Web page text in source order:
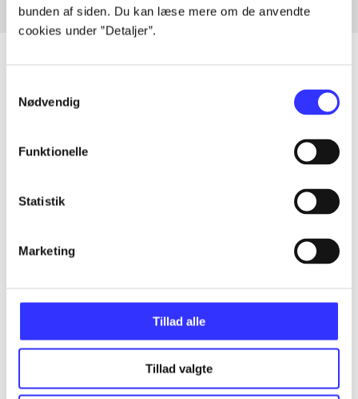
bunden af siden. Du kan læse mere om de anvendte
cookies under ”Detaljer”.
Nødvendig
Funktionelle
Statistik
Marketing
Tillad alle
Tillad valgte
Artikler
...